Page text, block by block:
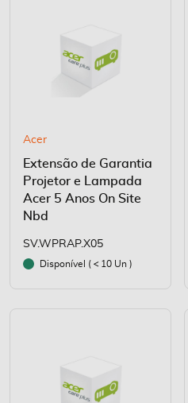
Acer
Extensão de Garantia
Projetor e Lampada
Acer 5 Anos On Site
Nbd
SV.WPRAP.X05
Disponível ( 10 Un )